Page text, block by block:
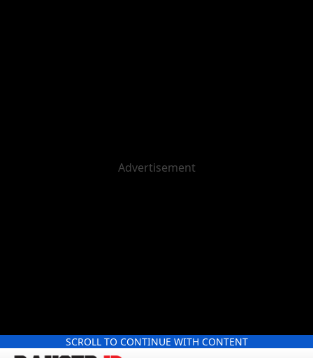
SCROLL TO CONTINUE WITH CONTENT